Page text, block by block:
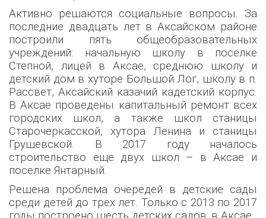
Активно решаются социальные вопросы. За
последние двадцать лет в Аксайском районе
построили пять общеобразовательных
учреждений: начальную школу в поселке
Степной, лицей в Аксае, среднюю школу и
детский дом в хуторе Большой Лог, школу в п.
Рассвет, Аксайский казачий кадетский корпус.
В Аксае проведены капитальный ремонт всех
городских школ, а также школ станицы
Старочеркасской, хутора Ленина и станицы
Грушевской. В 2017 году началось
строительство еще двух школ – в Аксае и
поселке Янтарный.
Решена проблема очередей в детские сады
среди детей до трех лет. Только с 2013 по 2017